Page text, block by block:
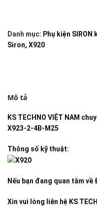
Danh mục: Phụ kiện SIRON
Siron, X920
Mô tả
KS TECHNO VIỆT NAM
X923-2-4B-M25
Thông số kỹ thuật:
Nếu bạn đang quan tâm về
Xin vui lòng liên hệ KS